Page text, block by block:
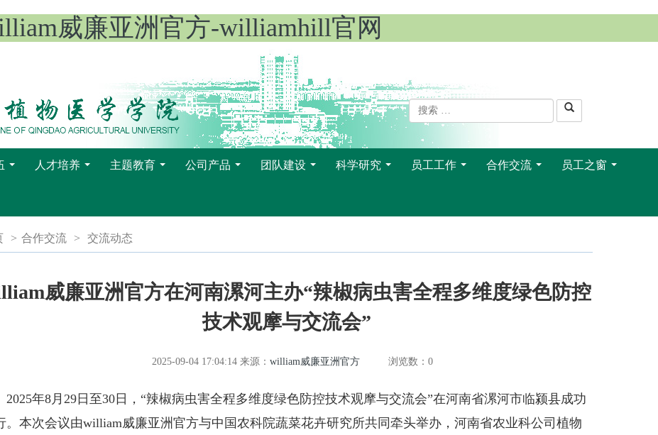
威廉亚洲官方-williamhill官网
人才培养 主题教育 公司产品 团队建设 科学研究 员工工作 合作交流 员工之窗
> 合作交流 > 交流动态
威廉亚洲官方在河南漯河主办“辣椒病虫害全程多维度绿色防控
技术观摩与交流会”
2025-09-04 17:04:14 来源： william威廉亚洲官方 浏览数： 0
年8月29日至30日，“辣椒病虫害全程多维度绿色防控技术观摩与交流会”在河南省漯河市临颍县成功
。本次会议由william威廉亚洲官方与中国农科院蔬菜花卉研究所共同牵头举办，河南省农业科公司植物